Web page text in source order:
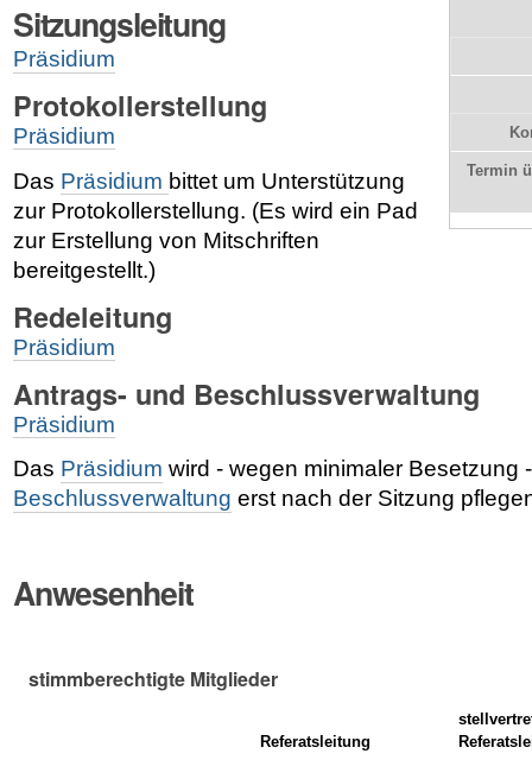
Termin
Sitzungsleitung
Präsidium
Protokollerstellung
Präsidium
Das Präsidium bittet um Unterstützung
zur Protokollerstellung. (Es wird ein Pad
zur Erstellung von Mitschriften
bereitgestellt.)
Redeleitung
Präsidium
Antrags- und Beschlussverwaltung
Präsidium
Das Präsidium wird - wegen minimaler Besetzung
Beschlussverwaltung erst nach der Sitzung
Anwesenheit
stimmberechtigte Mitglieder
Referatsleitung